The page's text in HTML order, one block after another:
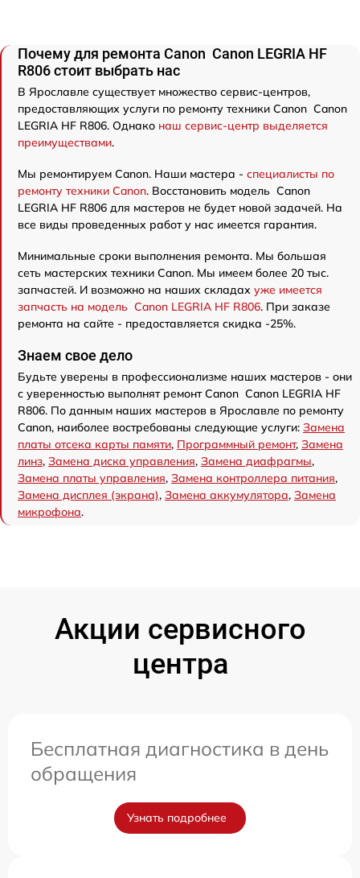
Почему для ремонта Canon Canon LEGRIA HF
R806 стоит выбрать нас
В Ярославле существует множество сервис-центров,
предоставляющих услуги по ремонту техники Canon Canon
LEGRIA HF R806. Однако наш сервис-центр выделяется
преимуществами.
Мы ремонтируем Canon. Наши мастера - специалисты по
ремонту техники Canon. Восстановить модель Canon
LEGRIA HF R806 для мастеров не будет новой задачей. На
все виды проведенных работ у нас имеется гарантия.
Минимальные сроки выполнения ремонта. Мы большая
сеть мастерских техники Canon. Мы имеем более 20 тыс.
запчастей. И возможно на наших складах уже имеется
запчасть на модель Canon LEGRIA HF R806. При заказе
ремонта на сайте - предоставляется скидка -25%.
Знаем свое дело
Будьте уверены в профессионализме наших мастеров - они
с уверенностью выполнят ремонт Canon Canon LEGRIA HF
R806. По данным наших мастеров в Ярославле по ремонту
Canon, наиболее востребованы следующие услуги: Замена
платы отсека карты памяти, Программный ремонт, Замена
линз, Замена диска управления, Замена диафрагмы,
Замена платы управления, Замена контроллера питания,
Замена дисплея (экрана), Замена аккумулятора, Замена
микрофона.
Акции сервисного
центра
Бесплатная диагностика в день
обращения
Узнать подробнее